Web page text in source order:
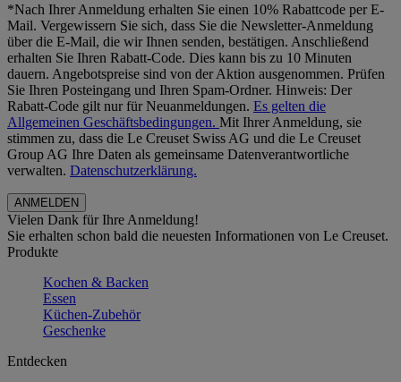
*Nach Ihrer Anmeldung erhalten Sie einen 10% Rabattcode per E-
Mail. Vergewissern Sie sich, dass Sie die Newsletter-Anmeldung
über die E-Mail, die wir Ihnen senden, bestätigen. Anschließend
erhalten Sie Ihren Rabatt-Code. Dies kann bis zu 10 Minuten
dauern. Angebotspreise sind von der Aktion ausgenommen. Prüfen
Sie Ihren Posteingang und Ihren Spam-Ordner. Hinweis: Der
Rabatt-Code gilt nur für Neuanmeldungen. Es gelten die
Allgemeinen Geschäftsbedingungen. Mit Ihrer Anmeldung, sie
stimmen zu, dass die Le Creuset Swiss AG und die Le Creuset
Group AG Ihre Daten als gemeinsame Datenverantwortliche
verwalten. Datenschutzerklärung.
Vielen Dank für Ihre Anmeldung!
Sie erhalten schon bald die neuesten Informationen von Le Creuset.
Produkte
Kochen & Backen
Essen
Küchen-Zubehör
Geschenke
Entdecken